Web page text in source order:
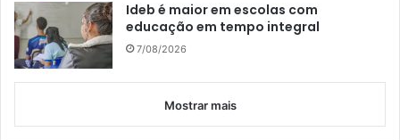
Ideb é maior em escolas com
educação em tempo integral
7/08/2026
Mostrar mais